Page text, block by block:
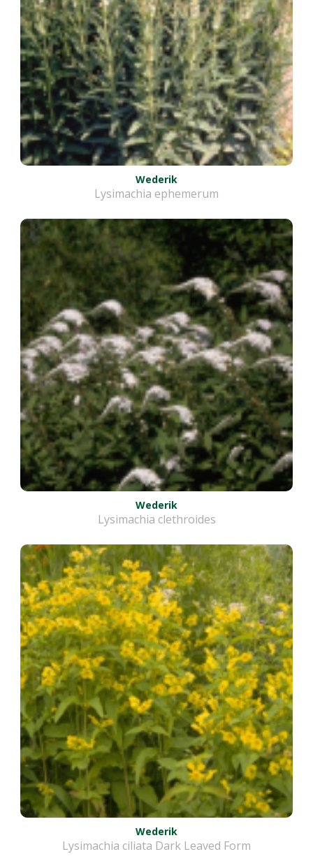
Wederik
Lysimachia ephemerum
Wederik
Lysimachia clethroides
Wederik
Lysimachia ciliata Dark Leaved Form